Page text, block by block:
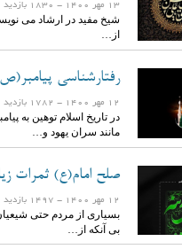
13 مهر 1400 - 1830 بازدید
شیخ مفید در ارشاد می
از…
رفتارشناسی
12 مهر 1400 - 1782 بازدید
در تاریخ اسلام توهین به
مانند سران یهود و…
صلح امام(ع) ثمرات
12 مهر 1400 - 1497 بازدید
بسیاری از مردم حتی
بی آنکه از…